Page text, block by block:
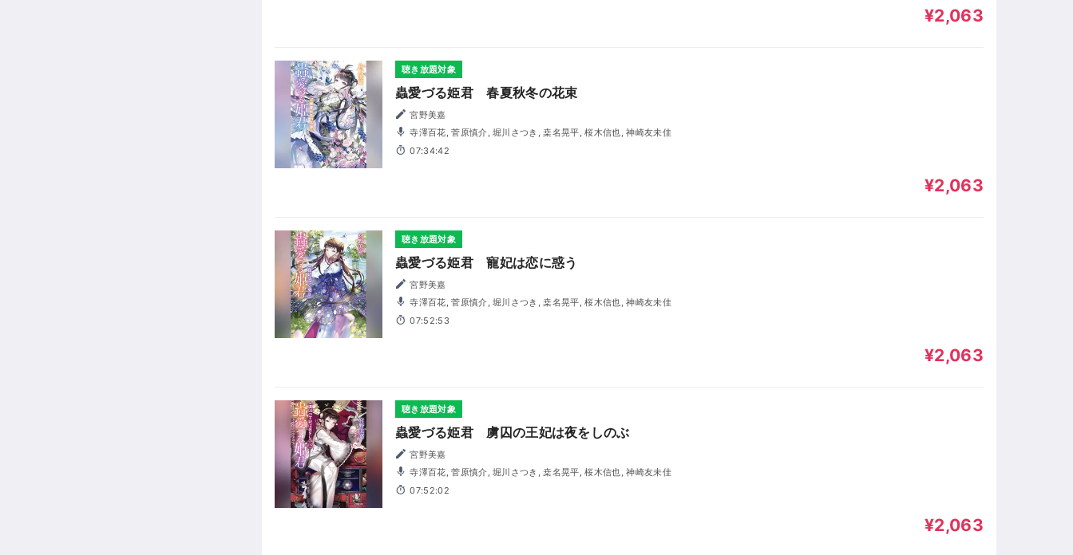
¥2,063
聴き放題対象
蟲愛づる姫君 春夏秋冬の花束
宮野美嘉
寺澤百花, 菅原慎介, 堀川さつき, 桒名晃平, 桜木信也, 神崎友未佳
07:34:42
¥2,063
聴き放題対象
蟲愛づる姫君 寵妃は恋に惑う
宮野美嘉
寺澤百花, 菅原慎介, 堀川さつき, 桒名晃平, 桜木信也, 神崎友未佳
07:52:53
¥2,063
聴き放題対象
蟲愛づる姫君 虜囚の王妃は夜をしのぶ
宮野美嘉
寺澤百花, 菅原慎介, 堀川さつき, 桒名晃平, 桜木信也, 神崎友未佳
07:52:02
¥2,063